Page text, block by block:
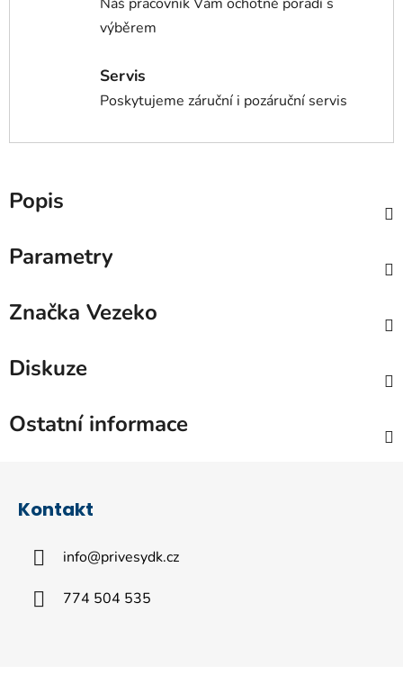
výběrem
Servis
Poskytujeme záruční i pozáruční servis
Popis
Parametry
Značka Vezeko
Diskuze
Ostatní informace
Kontakt
info@privesydk.cz
774 504 535